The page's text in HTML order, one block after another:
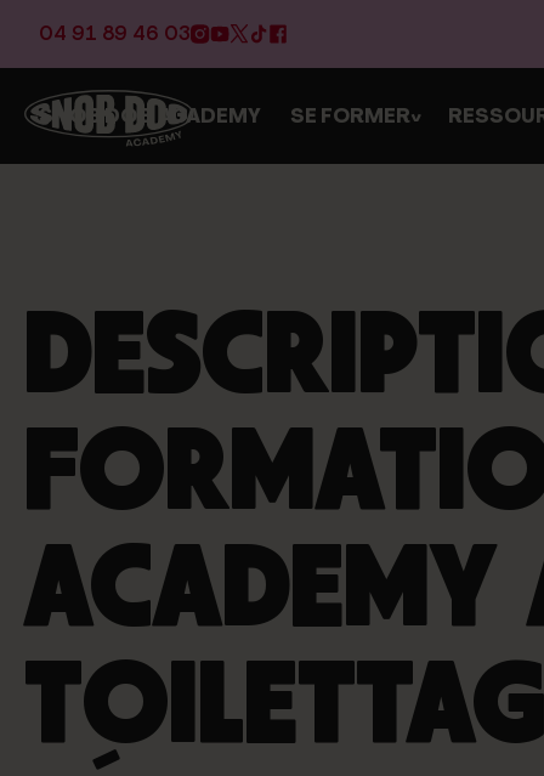
04 91 89 46 03
SNOB DOG ACADEMY SE FORMER>
ACADEMY